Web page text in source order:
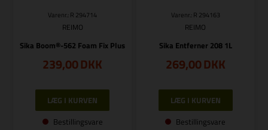
Varenr.: R 294714
REIMO
Sika Boom®-562 Foam Fix Plus
239,00DKK
Bestillingsvare
Varenr.: R 294163
REIMO
Sika Entferner 208 1L
269,00DKK
Bestillingsvare